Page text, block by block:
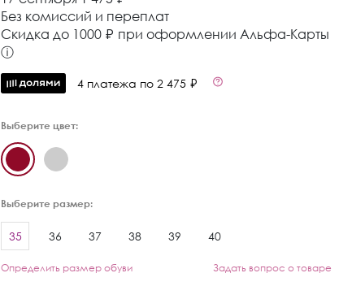
Без комиссий и переплат
Cкидка до 1000 ₽ при оформлении Альфа-Карты
ⓘ
4 платежа по 2 475 ₽
Выберите цвет:
Выберите размер:
35 36 37 38 39 40
Определить размер обуви Задать вопрос о товаре